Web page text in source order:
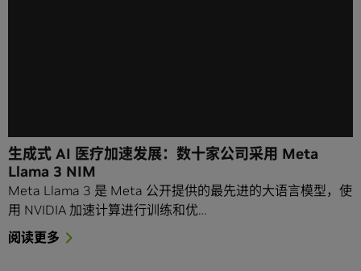
生成式 AI 医疗加速发展：数十家公司采用 Meta
Llama 3 NIM
Meta Llama 3 是 Meta 公开提供的最先进的大语言模型，使
用 NVIDIA 加速计算进行训练和优…
阅读更多